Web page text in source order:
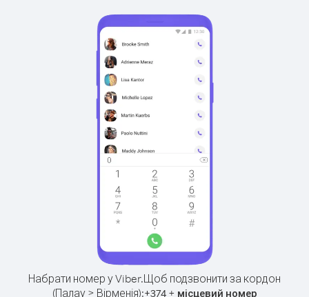
Набрати номер у Viber.Щоб подзвонити за кордон
(Палау > Вірменія):+374+ місцевий номер